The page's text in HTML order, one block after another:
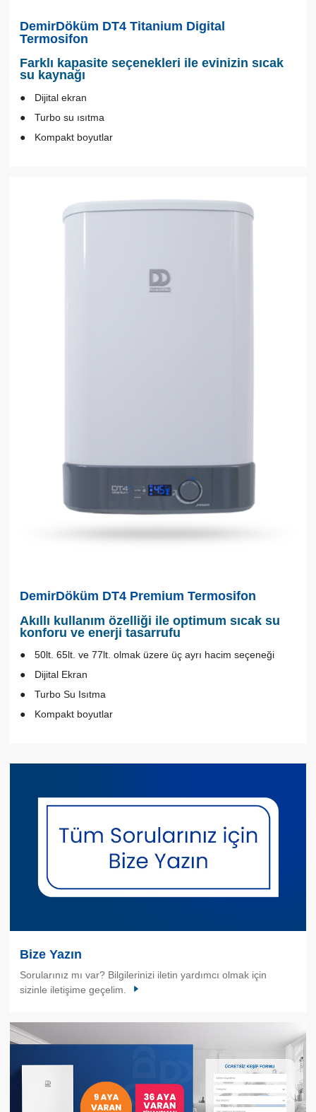
DemirDöküm DT4 Titanium Digital
Termosifon
Farklı kapasite seçenekleri ile evinizin sıcak
su kaynağı
Dijital ekran
Turbo su ısıtma
Kompakt boyutlar
DemirDöküm DT4 Premium Termosifon
Akıllı kullanım özelliği ile optimum sıcak su
konforu ve enerji tasarrufu
50lt. 65lt. ve 77lt. olmak üzere üç ayrı hacim seçeneği
Dijital Ekran
Turbo Su Isıtma
Kompakt boyutlar
Bize Yazın
Sorularınız mı var? Bilgilerinizi iletin yardımcı olmak için
sizinle iletişime geçelim.